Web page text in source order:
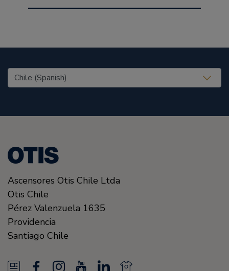
United States (EN)
Ascensores Otis Chile Ltda
Otis Chile
Pérez Valenzuela 1635
Providencia
Santiago Chile
N I L N